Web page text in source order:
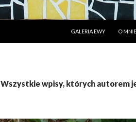
GALERIA EWY
O MNIE
Wszystkie wpisy, których autorem